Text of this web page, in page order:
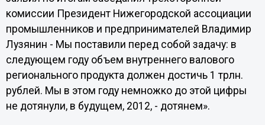
комиссии Президент Нижегородской ассоциации
промышленников и предпринимателей Владимир
Лузянин - Мы поставили перед собой задачу: в
следующем году объем внутреннего валового
регионального продукта должен достичь 1 трлн.
рублей. Мы в этом году немножко до этой цифры
не дотянули, в будущем, 2012, - дотянем».